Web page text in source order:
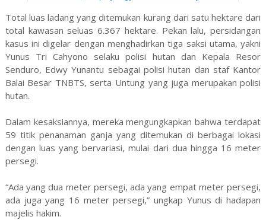
Total luas ladang yang ditemukan kurang dari satu hektare dari
total kawasan seluas 6.367 hektare. Pekan lalu, persidangan
kasus ini digelar dengan menghadirkan tiga saksi utama, yakni
Yunus Tri Cahyono selaku polisi hutan dan Kepala Resor
Senduro, Edwy Yunantu sebagai polisi hutan dan staf Kantor
Balai Besar TNBTS, serta Untung yang juga merupakan polisi
hutan.
Dalam kesaksiannya, mereka mengungkapkan bahwa terdapat
59 titik penanaman ganja yang ditemukan di berbagai lokasi
dengan luas yang bervariasi, mulai dari dua hingga 16 meter
persegi.
“Ada yang dua meter persegi, ada yang empat meter persegi,
ada juga yang 16 meter persegi,” ungkap Yunus di hadapan
majelis hakim.